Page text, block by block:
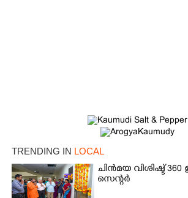
TRENDING IN LOCAL
ചിൻമയ വിശിഷ്ട്
സെന്റർ